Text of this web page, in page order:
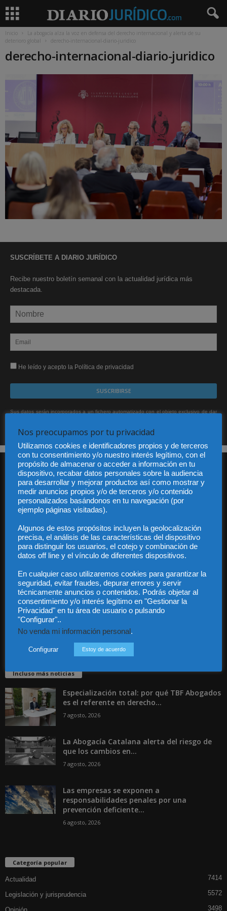
Inicio
La abogacía alza la voz en defensa del derecho internacional y alerta de su
deterioro global
derecho-internacional-diario-juridico
derecho-internacional-diario-juridico
SUSCRÍBETE A DIARIO JURÍDICO
Recibe nuestro boletín semanal con la actualidad jurídica más
destacada.
He leído y acepto la Política de privacidad
Sus datos serán incorporados a un fichero automatizado con el objeto exclusivo de dar
Quiénes somos
Legal
Privacidad
Guía Colaboradores
Contáctanos:info@diariojuridico.com
Incluso más noticias
Especialización total: por qué TBF Abogados
es el referente en derecho...
7 agosto, 2026
La Abogacía Catalana alerta del riesgo de
que los cambios en...
7 agosto, 2026
Las empresas se exponen a
responsabilidades penales por una
prevención deficiente...
6 agosto, 2026
Categoría popular
Actualidad 7414
Legislación y jurisprudencia 5572
3498
Nos preocupamos por tu privacidad
Utilizamos cookies e identificadores propios y de terceros
con tu consentimiento y/o nuestro interés legítimo, con el
propósito de almacenar o acceder a información en tu
dispositivo, recabar datos personales sobre la audiencia
para desarrollar y mejorar productos así como mostrar y
medir anuncios propios y/o de terceros y/o contenido
personalizados basándonos en tu navegación (por
ejemplo páginas visitadas).
Algunos de estos propósitos incluyen la geolocalización
precisa, el análisis de las características del dispositivo
para distinguir los usuarios, el cotejo y combinación de
datos off line y el vínculo de diferentes dispositivos.
En cualquier caso utilizaremos cookies para garantizar la
seguridad, evitar fraudes, depurar errores y servir
técnicamente anuncios o contenidos. Podrás objetar al
consentimiento y/o interés legítimo en "Gestionar la
Privacidad" en tu área de usuario o pulsando
"Configurar"..
No venda mi información personal.
Configurar Estoy de acuerdo